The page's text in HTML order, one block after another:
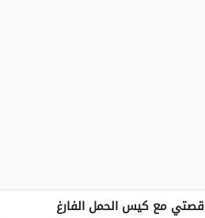
قصتي مع كيس الحمل الفارغ